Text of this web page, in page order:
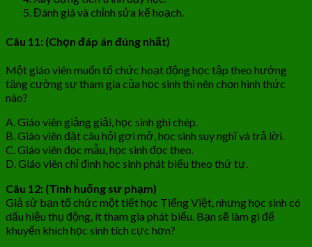
Đánh giá và chỉnh sửa kế hoạch.
Câu 11: (Chọn đáp án đúng nhất)
Một giáo viên muốn tổ chức hoạt động học tập theo hướng
tăng cường sự tham gia của học sinh thì nên chọn hình thức
nào?
A. Giáo viên giảng giải, học sinh ghi chép.
B. Giáo viên đặt câu hỏi gợi mở, học sinh suy nghĩ và trả lời.
C. Giáo viên đọc mẫu, học sinh đọc theo.
D. Giáo viên chỉ định học sinh phát biểu theo thứ tự.
Câu 12: (Tình huống sư phạm)
Giả sử bạn tổ chức một tiết học Tiếng Việt, nhưng học sinh có
dấu hiệu thụ động, ít tham gia phát biểu. Bạn sẽ làm gì để
khuyến khích học sinh tích cực hơn?